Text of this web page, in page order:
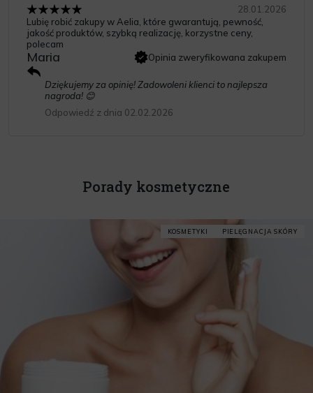
28.01.2026
Lubię robić zakupy w Aelia, które gwarantują, pewność,
jakość produktów, szybką realizację, korzystne ceny,
polecam
Maria Opinia zweryfikowana zakupem
Dziękujemy za opinię! Zadowoleni klienci to najlepsza
nagroda! 😊
Odpowiedź z dnia 02.02.2026
Porady kosmetyczne
KOSMETYKI PIELĘGNACJA SKÓRY